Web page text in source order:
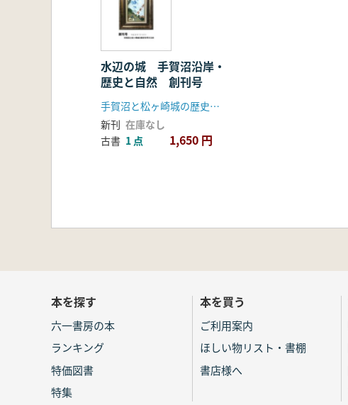
水辺の城 手賀沼沿岸・
歴史と自然 創刊号
手賀沼と松ヶ崎城の歴史を考える会
新刊 在庫なし
古書 1 点 1,650 円
本を探す
六一書房の本
ランキング
特価図書
特集
本を買う
ご利用案内
ほしい物リスト・書棚
書店様へ